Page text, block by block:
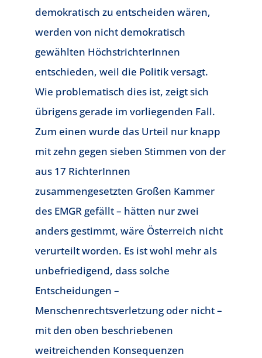
demokratisch zu entscheiden wären,
werden von nicht demokratisch
gewählten HöchstrichterInnen
entschieden, weil die Politik versagt.
Wie problematisch dies ist, zeigt sich
übrigens gerade im vorliegenden Fall.
Zum einen wurde das Urteil nur knapp
mit zehn gegen sieben Stimmen von der
aus 17 RichterInnen
zusammengesetzten Großen Kammer
des EMGR gefällt – hätten nur zwei
anders gestimmt, wäre Österreich nicht
verurteilt worden. Es ist wohl mehr als
unbefriedigend, dass solche
Entscheidungen –
Menschenrechtsverletzung oder nicht –
mit den oben beschriebenen
weitreichenden Konsequenzen